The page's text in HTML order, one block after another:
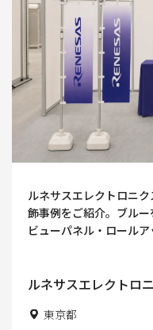
ルネサスエレクトロニ
飾事例をご紹介。ブル
ビューパネル・ロール
解説します。
ルネサスエレクトロ
東京都